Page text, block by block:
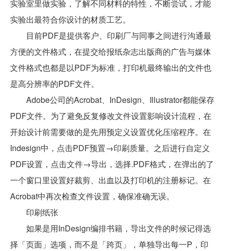
实验室里做实验，了解不同材料的特性，不断尝试，才能
实验出最符合你设计的材质工艺。
目前PDF是提供客户、印刷厂与同事之间进行沟通最
方便的文件格式，在提交给报纸杂志出版商的广告与媒体
文件格式也都是以PDF为标准，打印机最终输出的文件也
是高分辨率的PDF文件。
Adobe公司的Acrobat、InDesign、Illustrator都能保存
PDF文件。为了避免反复修改文件设置影响设计流程，在
开始设计前需要做的是先用预定义设置优化压缩程序。在
Indesign中，点击PDF预置→印刷质量。之后进行自定义
PDF设置，点击文件→导出，选择.PDF格式，在弹出的了
一个窗口里设置好裁剪、出血以及打印机的注册标记。在
Acrobat中再次检查文件设置，确保准确无误。
印刷纸张
如果是用InDesign编排书籍，导出文件的时候记得选
择「页面」选项，而不是「跨页」，单独导出每一P，印